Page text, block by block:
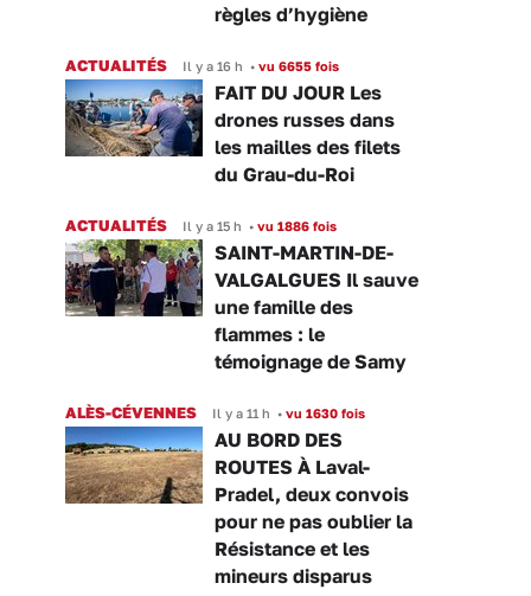
règles d’hygiène
ACTUALITÉS Il y a 16 h • vu 6655 fois
FAIT DU JOUR Les
drones russes dans
les mailles des filets
du Grau-du-Roi
ACTUALITÉS Il y a 15 h • vu 1886 fois
SAINT-MARTIN-DE-
VALGALGUES Il sauve
une famille des
flammes : le
témoignage de Samy
ALÈS-CÉVENNES Il y a 11 h • vu 1630 fois
AU BORD DES
ROUTES À Laval-
Pradel, deux convois
pour ne pas oublier la
Résistance et les
mineurs disparus